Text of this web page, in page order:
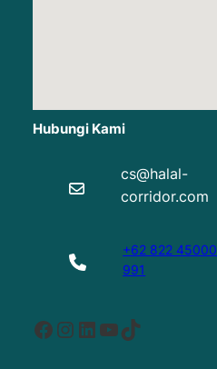
Hubungi Kami
cs@halal-
corridor.com
+62 822 45000
991
Facebook Instagram LinkedIn YouTube TikTok